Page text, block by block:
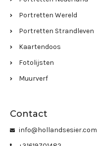
Portretten Wereld
Portretten Strandleven
Kaartendoos
Fotolijsten
Muurverf
Contact
info@hollandsesier.com